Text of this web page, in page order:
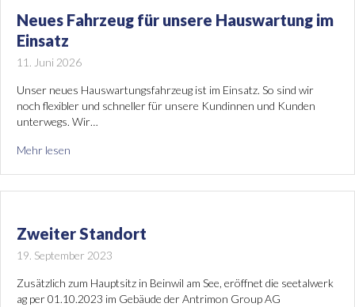
Neues Fahrzeug für unsere Hauswartung im
Einsatz
11. Juni 2026
Unser neues Hauswartungsfahrzeug ist im Einsatz. So sind wir
noch flexibler und schneller für unsere Kundinnen und Kunden
unterwegs. Wir…
Mehr lesen
Zweiter Standort
19. September 2023
Zusätzlich zum Hauptsitz in Beinwil am See, eröffnet die seetalwerk
ag per 01.10.2023 im Gebäude der Antrimon Group AG